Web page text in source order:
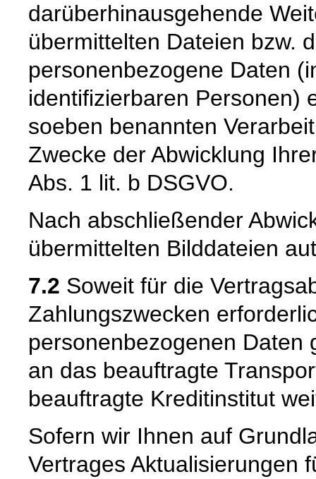
darüberhinausgehende
übermittelten Dateien bzw.
personenbezogene Daten
identifizierbaren Personen)
soeben benannten
Zwecke der Abwicklung
Abs. 1 lit. b DSGVO.
Nach abschließender
übermittelten Bilddateien
7.2 Soweit für die
Zahlungszwecken
personenbezogenen Daten
an das beauftragte
beauftragte Kreditinstitut
Sofern wir Ihnen auf
Vertrages Aktualisierungen